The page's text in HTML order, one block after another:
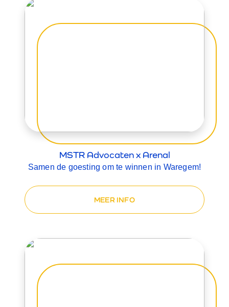
MSTR Advocaten x Arenal
Samen de goesting om te winnen in Waregem!
MEER INFO